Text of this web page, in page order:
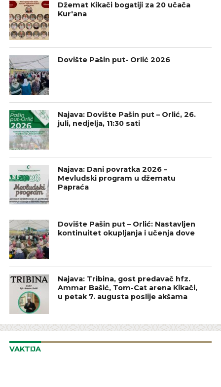
Džemat Kikači bogatiji za 20 učača
Kur'ana
Dovište Pašin put- Orlić 2026
Najava: Dovište Pašin put – Orlić, 26.
juli, nedjelja, 11:30 sati
Najava: Dani povratka 2026 –
Mevludski program u džematu
Papraća
Dovište Pašin put – Orlić: Nastavljen
kontinuitet okupljanja i učenja dove
Najava: Tribina, gost predavač hfz.
Ammar Bašić, Tom-Cat arena Kikači,
u petak 7. augusta poslije akšama
VAKTIJA